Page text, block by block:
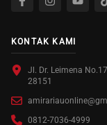
KONTAK KAMI
Jl. Dr. Leimena
28151
0812-7036-4999